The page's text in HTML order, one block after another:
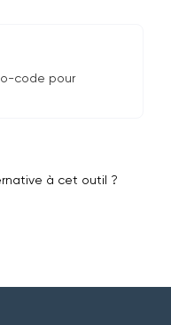
code pour
à cet outil ?